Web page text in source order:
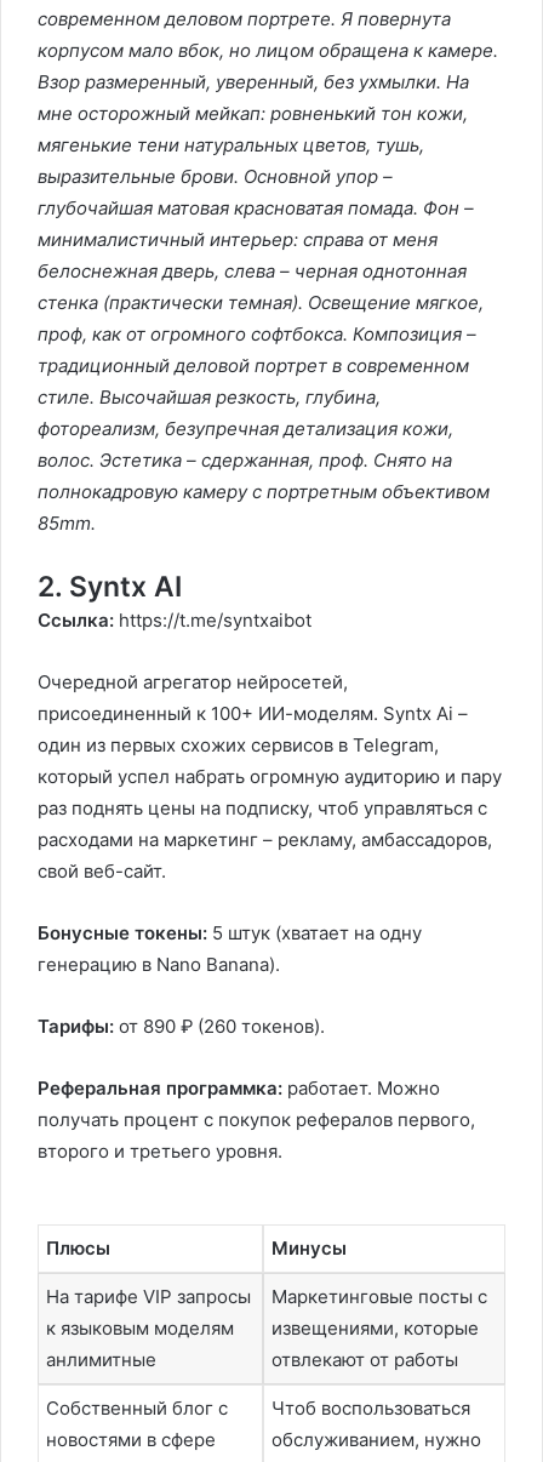
современном деловом портрете. Я повернута
корпусом мало вбок, но лицом обращена к камере.
Взор размеренный, уверенный, без ухмылки. На
мне осторожный мейкап: ровненький тон кожи,
мягенькие тени натуральных цветов, тушь,
выразительные брови. Основной упор –
глубочайшая матовая красноватая помада. Фон –
минималистичный интерьер: справа от меня
белоснежная дверь, слева – черная однотонная
стенка (практически темная). Освещение мягкое,
проф, как от огромного софтбокса. Композиция –
традиционный деловой портрет в современном
стиле. Высочайшая резкость, глубина,
фотореализм, безупречная детализация кожи,
волос. Эстетика – сдержанная, проф. Снято на
полнокадровую камеру с портретным объективом
85mm.
2. Syntx AI
Ссылка: https://t.me/syntxaibot
Очередной агрегатор нейросетей,
присоединенный к 100+ ИИ-моделям. Syntx Ai –
один из первых схожих сервисов в Telegram,
который успел набрать огромную аудиторию и пару
раз поднять цены на подписку, чтоб управляться с
расходами на маркетинг – рекламу, амбассадоров,
свой веб-сайт.
Бонусные токены: 5 штук (хватает на одну
генерацию в Nano Banana).
Тарифы: от 890 ₽ (260 токенов).
Реферальная программка: работает. Можно
получать процент с покупок рефералов первого,
второго и третьего уровня.
Плюсы Минусы
На тарифе VIP запросы
к языковым моделям
анлимитные
Маркетинговые посты с
извещениями, которые
отвлекают от работы
Собственный блог с
новостями в сфере
Чтоб воспользоваться
обслуживанием, нужно